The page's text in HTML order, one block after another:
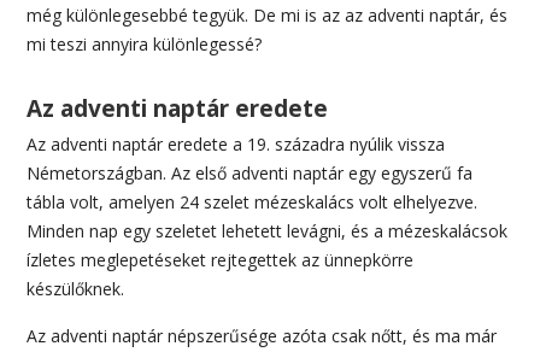
még különlegesebbé tegyük. De mi is az az adventi naptár, és
mi teszi annyira különlegessé?
Az adventi naptár eredete
Az adventi naptár eredete a 19. századra nyúlik vissza
Németországban. Az első adventi naptár egy egyszerű fa
tábla volt, amelyen 24 szelet mézeskalács volt elhelyezve.
Minden nap egy szeletet lehetett levágni, és a mézeskalácsok
ízletes meglepetéseket rejtegettek az ünnepkörre
készülőknek.
Az adventi naptár népszerűsége azóta csak nőtt, és ma már